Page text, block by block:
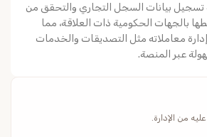
تسجيل بيانات السجل التجاري والتحقق من
بالجهات الحكومية ذات العلاقة، مما
معاملاته مثل التصديقات والخدمات
عبر المنصة.
من الإدارة.